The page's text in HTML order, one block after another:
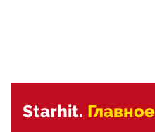
Starhit. Главное